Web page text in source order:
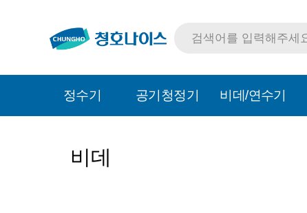
정수기 공기청정기 비데/연수기
비데